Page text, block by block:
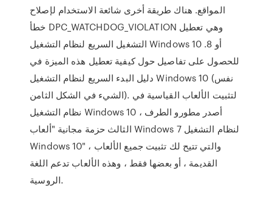
المواقع. هناك طريقة أخرى شائعة الاستخدام لإصلاح
خطأ DPC_WATCHDOG_VIOLATION وهي تعطيل
التشغيل السريع لنظام التشغيل Windows 10 أو 8.
للحصول على تفاصيل حول كيفية تعطيل هذه الميزة في
دليل البدء السريع لنظام التشغيل Windows 10 (نفس
الشيء في الشكل الثامن). لتثبيت الألعاب القياسية في
نظام التشغيل Windows 10 ، أصدر مطورو الطرف
الثالث حزمة مجانية "ألعاب Windows 7 لنظام التشغيل
Windows 10" ، والتي تتيح لك تثبيت جميع الألعاب
القديمة ، أو بعضها فقط ، وهذه الألعاب تدعم اللغة
الروسية.